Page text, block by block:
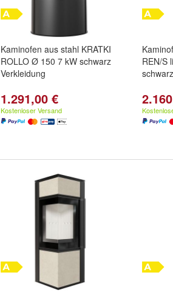
Kaminofen aus stahl KRATKI
ROLLO Ø 150 7 kW schwarz
Verkleidung
1.291,00 €
Kostenloser Versand
REN/S